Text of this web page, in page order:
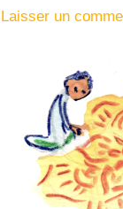
Laisser un